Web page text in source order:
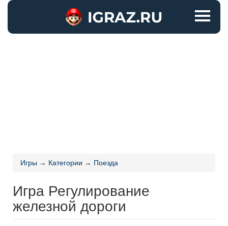
Игры → Категории → Поезда
Игра Регулирование
железной дороги